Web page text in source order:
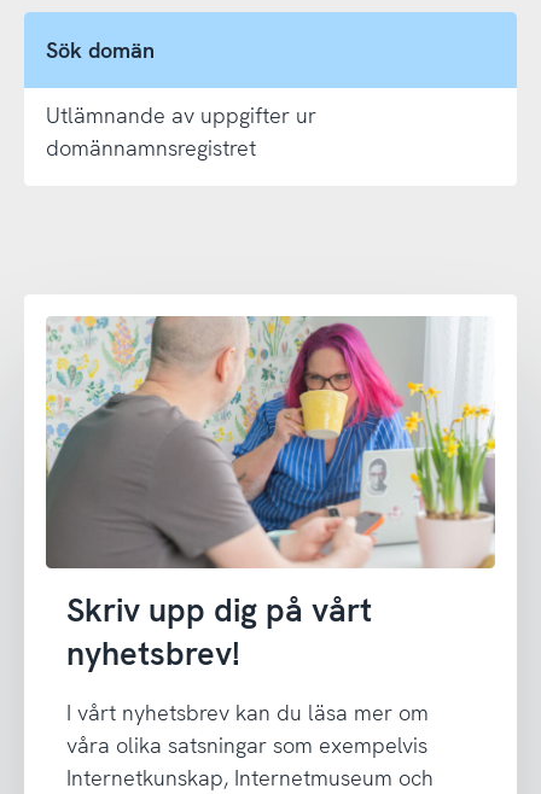
Sök domän
Utlämnande av uppgifter ur
domännamnsregistret
Skriv upp dig på vårt
nyhetsbrev!
I vårt nyhetsbrev kan du läsa mer om
våra olika satsningar som exempelvis
Internetkunskap, Internetmuseum och